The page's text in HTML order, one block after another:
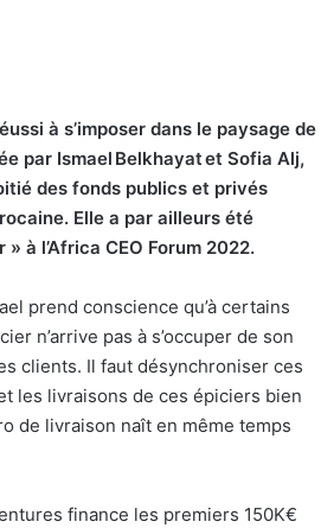
à s’imposer dans le paysage de
par Ismael Belkhayat et Sofia Alj,
des fonds publics et privés
Elle a par ailleurs été
à l’Africa CEO Forum 2022.
prend conscience qu’à certains
n’arrive pas à s’occuper de son
clients. Il faut désynchroniser ces
les livraisons de ces épiciers bien
de livraison naît en même temps
finance les premiers 150K€